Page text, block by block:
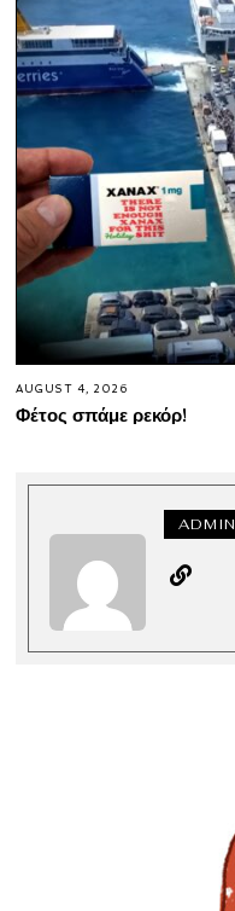
AUGUST 4, 2026
Φέτος σπάμε ρεκόρ!
ADMIN